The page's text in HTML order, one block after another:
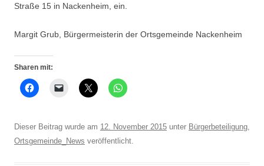
Straße 15 in Nackenheim, ein.
Margit Grub, Bürgermeisterin der Ortsgemeinde Nackenheim
Sharen mit:
Dieser Beitrag wurde am 12. November 2015 unter Bürgerbeteiligung,
Ortsgemeinde_News veröffentlicht.